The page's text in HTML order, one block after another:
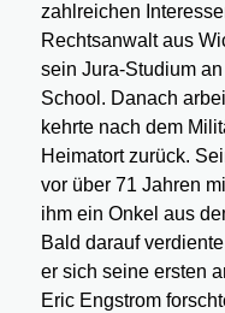
zahlreichen
Rechtsanwalt aus
sein Jura-Studium
School. Danach
kehrte nach dem
Heimatort zurück.
vor über 71 Jahren
ihm ein Onkel aus
Bald darauf
er sich seine ersten
Eric Engstrom